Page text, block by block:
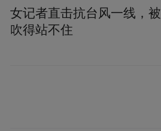
女记者直击抗台风一线，被
吹得站不住